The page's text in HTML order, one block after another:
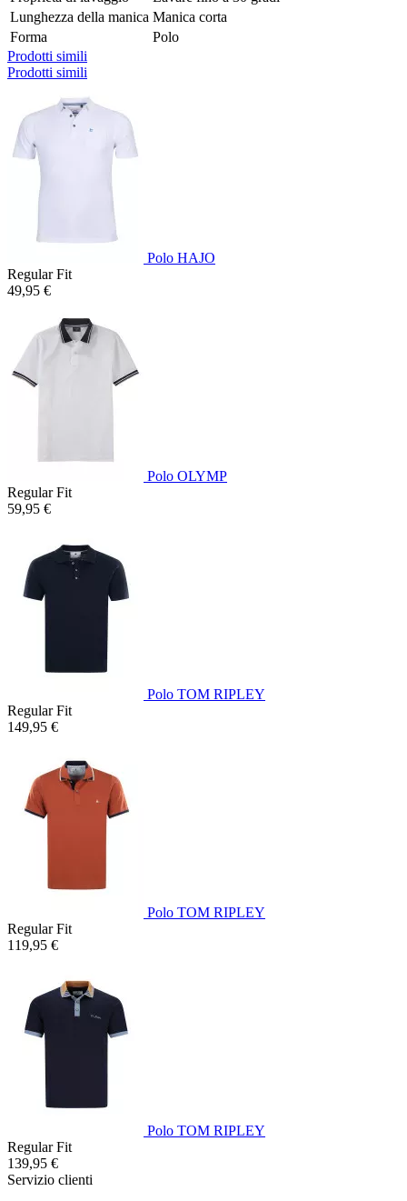
Lunghezza della manica Manica corta
Forma
Polo
Prodotti simili
Prodotti simili
Polo HAJO
Regular Fit
49,95 €
Polo OLYMP
Regular Fit
59,95 €
Polo TOM RIPLEY
Regular Fit
149,95 €
Polo TOM RIPLEY
Regular Fit
119,95 €
Polo TOM RIPLEY
Regular Fit
139,95 €
Servizio clienti